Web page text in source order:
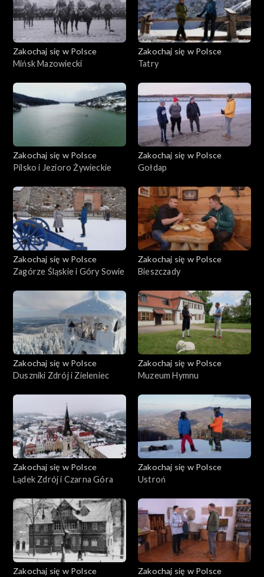
Zakochaj się w Polsce
Mińsk Mazowiecki
Zakochaj się w Polsce
Tatry
Zakochaj się w Polsce
Pilsko i Jezioro Żywieckie
Zakochaj się w Polsce
Gołdap
Zakochaj się w Polsce
Zagórze Śląskie i Góry Sowie
Zakochaj się w Polsce
Bieszczady
Zakochaj się w Polsce
Duszniki Zdrój i Zieleniec
Zakochaj się w Polsce
Muzeum Hymnu
Zakochaj się w Polsce
Lądek Zdrój i Czarna Góra
Zakochaj się w Polsce
Ustroń
Zakochaj się w Polsce
Zakochaj się w Polsce